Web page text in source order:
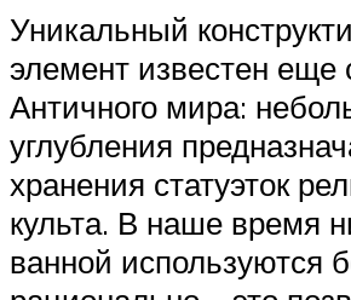
Уникальный
элемент известен еще
Античного мира:
углубления
хранения статуэток
культа. В наше время
ванной используются